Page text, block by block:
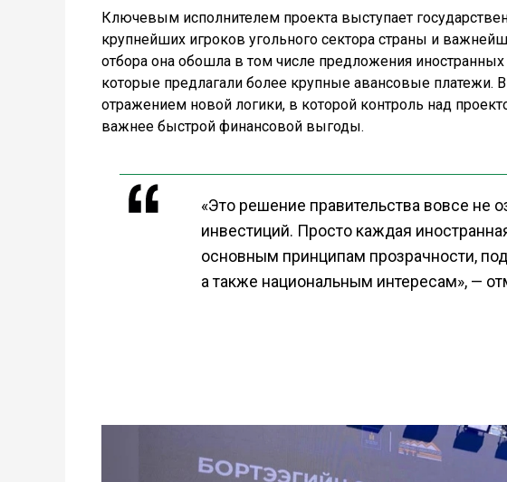
Ключевым исполнителем проекта выступает
крупнейших игроков угольного сектора страны и
отбора она обошла в том числе предложения
которые предлагали более крупные авансовые платежи.
отражением новой логики, в которой контроль над
важнее быстрой финансовой выгоды.
«Это решение правительства вовсе не
инвестиций. Просто каждая
основным принципам прозрачности,
а также национальным интересам», —